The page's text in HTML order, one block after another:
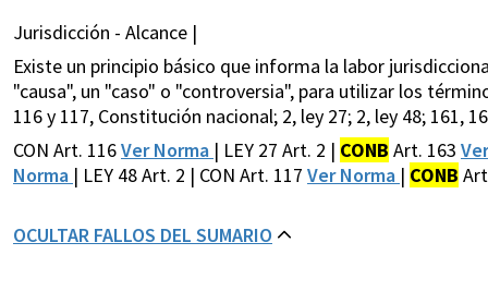
Jurisdicción - Alcance |
Existe un principio básico que informa la labor
"causa", un "caso" o "controversia", para utilizar los
116 y 117, Constitución nacional; 2, ley 27; 2, ley 48; 161,
CON Art. 116Ver Norma | LEY 27 Art. 2 | CONB Art. 163
Norma | LEY 48 Art. 2 | CON Art. 117 Ver Norma | CONB
OCULTAR FALLOS DEL SUMARIO